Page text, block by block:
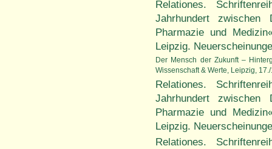
Relationes.
Jahrhundert zwischen
Pharmazie und
Leipzig.
Der Mensch der Zukunft –
Wissenschaft & Werte, Leipzig,
Relationes.
Jahrhundert zwischen
Pharmazie und
Leipzig.
Relationes.